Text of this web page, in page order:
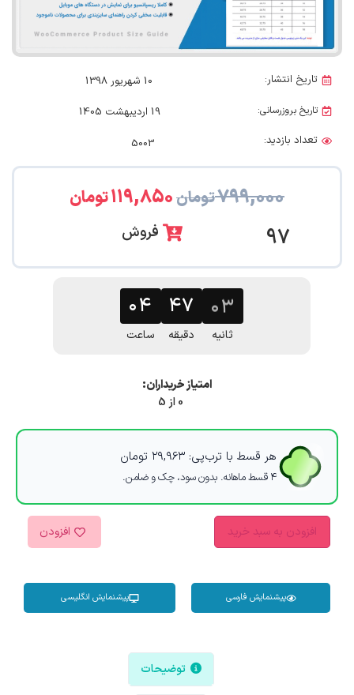
تاریخ انتشار: 10 شهریور 1398
تاریخ بروزرسانی:
19 اردیبهشت 1405
تعداد بازدید:
5003
۷۹۹,۰۰۰تومان۱۱۹,۸۵۰تومان
97 فروش
۰۴
ساعت
۴۷
دقیقه
۰۲
ثانیه
امتیاز خریداران:
0 از 5
هر قسط با ترب‌پی: ۲۹,۹۶۳ تومان
۴ قسط ماهانه. بدون سود، چک و ضامن.
افزودن به سبد خرید افزودن
پیشنمایش فارسی پیشنمایش انگلیسی
توضیحات